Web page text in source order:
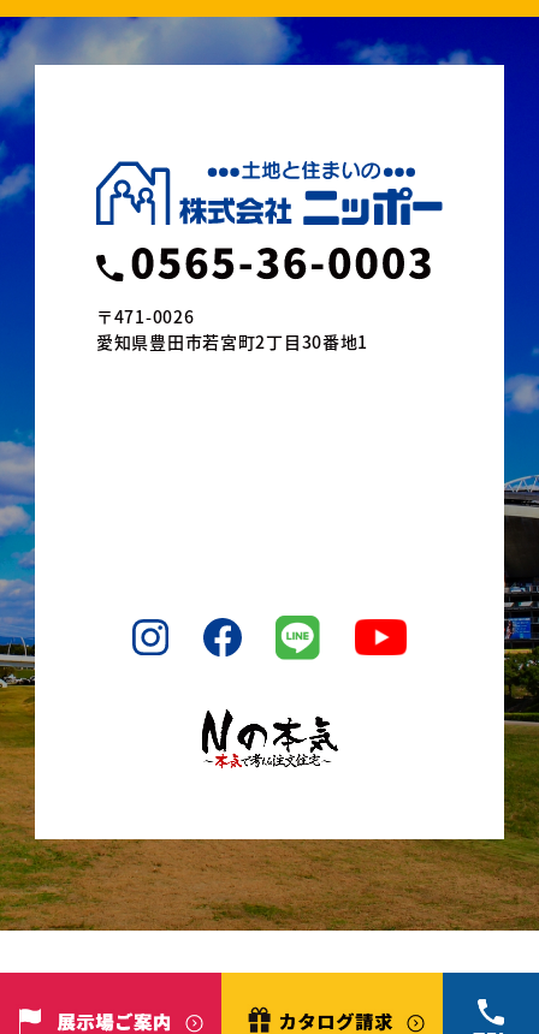
〒471-0026
愛知県豊田市若宮町2丁目30番地1